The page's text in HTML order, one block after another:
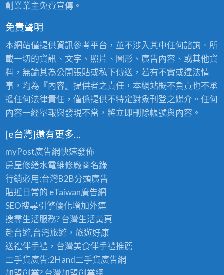
創業業主免費宣傳。
免責聲明
本網站僅提供資訊參考平台，並不涉入其中任何諮詢。所
載一切的資訊、文字、照片、圖形、廣告內容、或其他資
料，無論其為公開張貼或私下傳送，若有不實或違法情
事，均為『內容』提供者之責任，本網站概不負責也不承
擔任何法律責任，僅係提供不特定對象刊登之媒介。任何
內容一經舉報與發現不當，將立即刪除帳號與內容。
[e台灣]還有更多…
myPost廣告網快速發佈
房屋修繕水電維修廠商名錄
行銷必用:台灣B2B分類廣告
貼近日常的 eTaiwan廣告網
SEO搜尋引擎優化增加外連
搜尋生活服務? 台灣生活黃頁
赴台遊,台灣旅遊，旅遊好康
送禮伴手禮，台灣美食伴手禮推薦
二手貨廣告:2Hand二手貨廣告網